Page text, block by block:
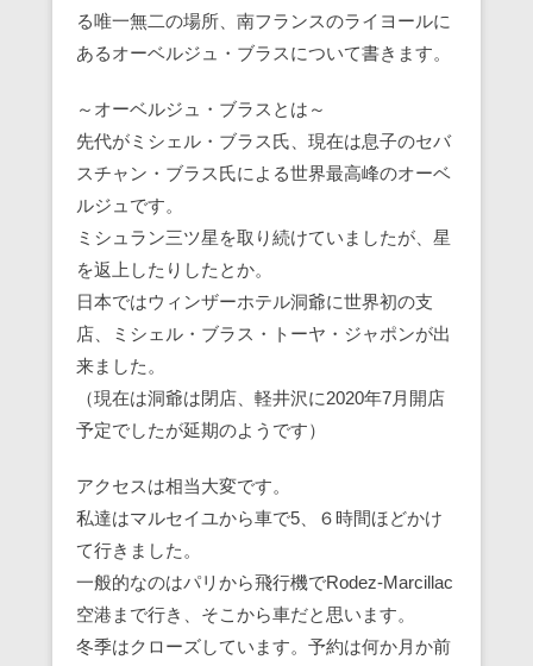
る唯一無二の場所、南フランスのライヨールに
あるオーベルジュ・ブラスについて書きます。
～オーベルジュ・ブラスとは～
先代がミシェル・ブラス氏、現在は息子のセバ
スチャン・ブラス氏による世界最高峰のオーベ
ルジュです。
ミシュラン三ツ星を取り続けていましたが、星
を返上したりしたとか。
日本ではウィンザーホテル洞爺に世界初の支
店、ミシェル・ブラス・トーヤ・ジャポンが出
来ました。
（現在は洞爺は閉店、軽井沢に2020年7月開店
予定でしたが延期のようです）
アクセスは相当大変です。
私達はマルセイユから車で5、６時間ほどかけ
て行きました。
一般的なのはパリから飛行機でRodez-Marcillac
空港まで行き、そこから車だと思います。
冬季はクローズしています。予約は何か月か前